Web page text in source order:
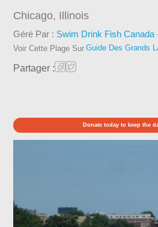
Chicago, Illinois
Géré Par : Swim Drink Fish Canada
Voir Cette Plage Sur Guide Des Grands
Partager :
Donate today to keep the